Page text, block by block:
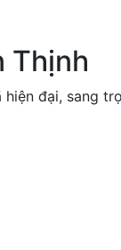
Thịnh
đại, sang